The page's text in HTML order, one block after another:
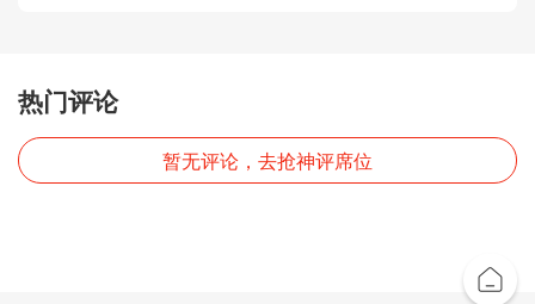
热门评论
暂无评论，去抢神评席位